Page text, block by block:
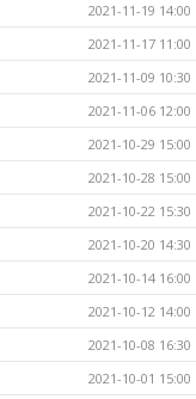
2021-11-19 14:00
2021-11-17 11:00
2021-11-09 10:30
2021-11-06 12:00
2021-10-29 15:00
2021-10-28 15:00
2021-10-22 15:30
2021-10-20 14:30
2021-10-14 16:00
2021-10-12 14:00
2021-10-08 16:30
2021-10-01 15:00